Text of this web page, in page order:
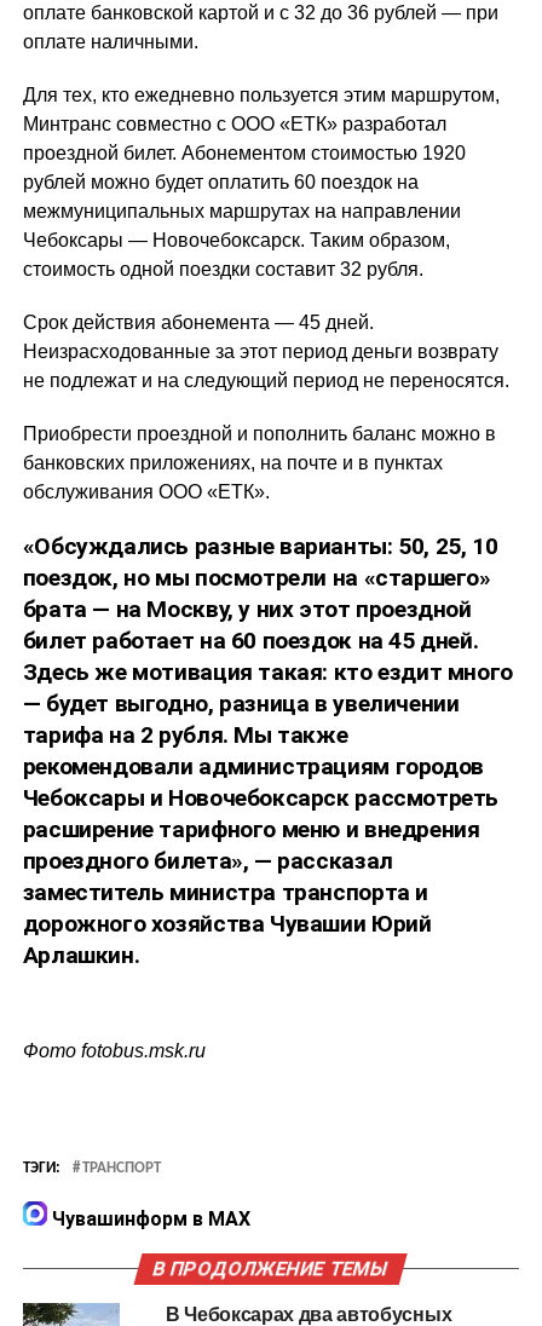
оплате банковской картой и с 32 до 36 рублей — при
оплате наличными.
Для тех, кто ежедневно пользуется этим маршрутом,
Минтранс совместно с ООО «ЕТК» разработал
проездной билет. Абонементом стоимостью 1920
рублей можно будет оплатить 60 поездок на
межмуниципальных маршрутах на направлении
Чебоксары — Новочебоксарск. Таким образом,
стоимость одной поездки составит 32 рубля.
Срок действия абонемента — 45 дней.
Неизрасходованные за этот период деньги возврату
не подлежат и на следующий период не переносятся.
Приобрести проездной и пополнить баланс можно в
банковских приложениях, на почте и в пунктах
обслуживания ООО «ЕТК».
«Обсуждались разные варианты: 50, 25, 10
поездок, но мы посмотрели на «старшего»
брата — на Москву, у них этот проездной
билет работает на 60 поездок на 45 дней.
Здесь же мотивация такая: кто ездит много
— будет выгодно, разница в увеличении
тарифа на 2 рубля. Мы также
рекомендовали администрациям городов
Чебоксары и Новочебоксарск рассмотреть
расширение тарифного меню и внедрения
проездного билета», — рассказал
заместитель министра транспорта и
дорожного хозяйства Чувашии Юрий
Арлашкин.
Фото fotobus.msk.ru
ТЭГИ: ТРАНСПОРТ
Чувашинформ в MAX
В ПРОДОЛЖЕНИЕ ТЕМЫ
В Чебоксарах два автобусных